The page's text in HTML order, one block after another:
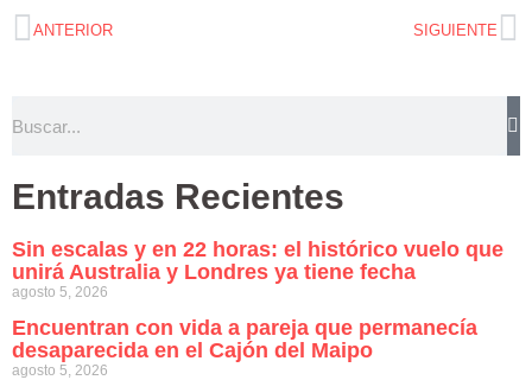
ANTERIOR SIGUIENTE
Entradas Recientes
Sin escalas y en 22 horas: el histórico vuelo que
unirá Australia y Londres ya tiene fecha
agosto 5, 2026
Encuentran con vida a pareja que permanecía
desaparecida en el Cajón del Maipo
agosto 5, 2026